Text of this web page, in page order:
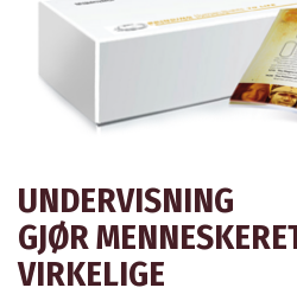
UNDERVISNING
GJØR
VIRKELIGE